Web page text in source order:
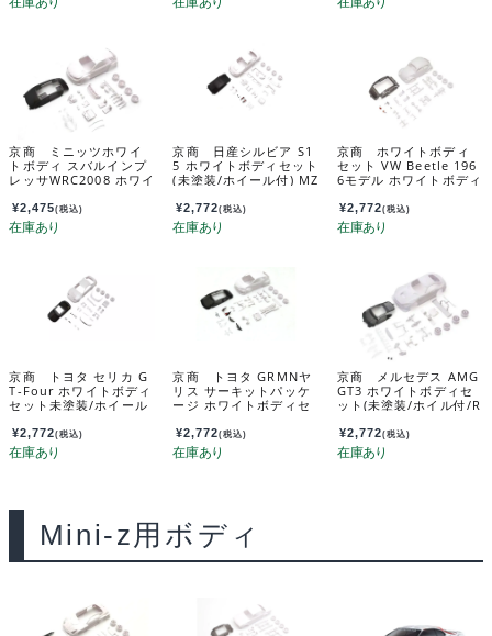
京商 ミニッツホワイ
トボディ スバルインプ
レッサWRC2008 ホワイ
ル付) MZN221
¥2,475(税込)
京商 日産シルビア S1
5 ホワイトボディセット
(未塗装/ホイール付) MZ
¥2,772(税込)
京商 ホワイトボディ
セット VW Beetle 196
6モデル ホワイトボディ
付 MZN240
¥2,772(税込)
京商 トヨタ セリカ G
T-Four ホワイトボディ
セット未塗装/ホイール
¥2,772(税込)
京商 トヨタ GRMNヤ
リス サーキットパッケ
ージ ホワイトボディセ
¥2,772(税込)
京商 メルセデス AMG
GT3 ホワイトボディセ
ット(未塗装/ホイル付/R
¥2,772(税込)
Mini-z用ボディ